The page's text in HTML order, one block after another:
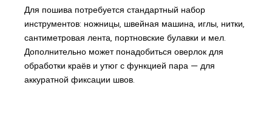
Для пошива потребуется стандартный набор
инструментов: ножницы, швейная машина, иглы, нитки,
сантиметровая лента, портновские булавки и мел.
Дополнительно может понадобиться оверлок для
обработки краёв и утюг с функцией пара — для
аккуратной фиксации швов.